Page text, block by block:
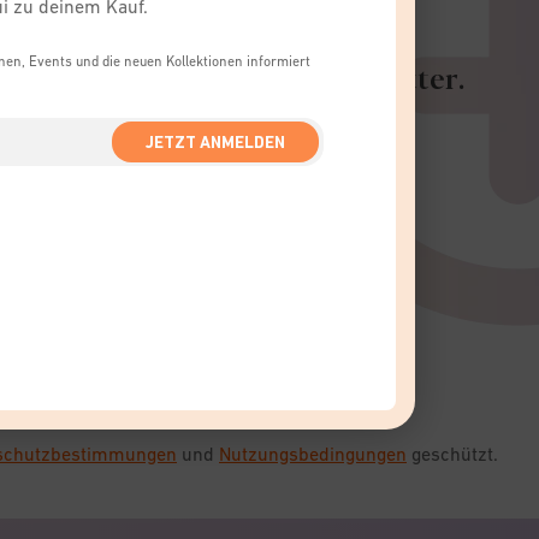
und erhalte unseren Newsletter.
Erster informiert
und Nutzungsbedingungen geschützt.
zu deinem Kauf.
Events und die neuen Kollektionen informiert
JETZT ANMELDEN